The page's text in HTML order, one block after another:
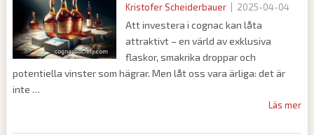
Kristofer Scheiderbauer | 2025-04-04
Att investera i cognac kan låta
attraktivt – en värld av exklusiva
flaskor, smakrika droppar och
potentiella vinster som hägrar. Men låt oss vara ärliga: det är
inte
Läs mer